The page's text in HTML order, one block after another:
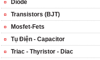
Diode
Transistors (BJT)
Mosfet-Fets
Tụ Điện - Capacitor
Triac - Thyristor - Diac